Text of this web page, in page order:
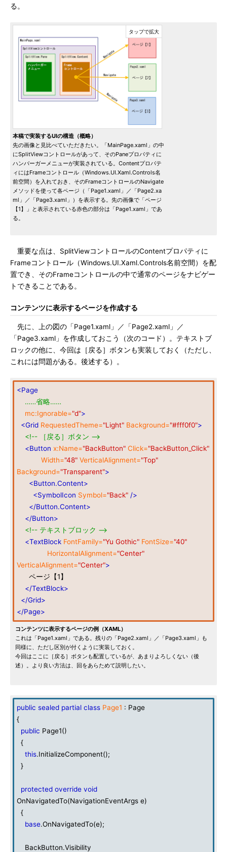
る。
本稿で実装するUIの構造（概略）
先の画像と見比べていただきたい。「MainPage.xaml」の中
にSplitViewコントロールがあって、そのPaneプロパティに
ハンバーガーメニューが実装されている。Contentプロパテ
ィにはFrameコントロール（Windows.UI.Xaml.Controls名
前空間）を入れておき、そのFrameコントロールのNavigate
メソッドを使って各ページ（「Page1.xaml」／「Page2.xa
ml」／「Page3.xaml」）を表示する。先の画像で「ページ
【1】」と表示されている赤色の部分は「Page1.xaml」であ
る。
重要な点は、SplitViewコントロールのContentプロパティに
Frameコントロール（Windows.UI.Xaml.Controls名前空間）を配
置でき、そのFrameコントロールの中で通常のページをナビゲー
トできることである。
コンテンツに表示するページを作成する
先に、上の図の「Page1.xaml」／「Page2.xaml」／
「Page3.xaml」を作成しておこう（次のコード）。テキストブ
ロックの他に、今回は［戻る］ボタンも実装しておく（ただし、
これには問題がある。後述する）。
<Page
……省略……
mc:Ignorable="d">
<Grid RequestedTheme="Light" Background="#fff0f0">
<!-- ［戻る］ボタン -->
<Button x:Name="BackButton" Click="BackButton_Click"
Width="48" VerticalAlignment="Top"
Background="Transparent">
<Button.Content>
<SymbolIcon Symbol="Back" />
</Button.Content>
</Button>
<!-- テキストブロック -->
<TextBlock FontFamily="Yu Gothic" FontSize="40"
HorizontalAlignment="Center"
VerticalAlignment="Center">
ページ【1】
</TextBlock>
</Grid>
</Page>
コンテンツに表示するページの例（XAML）
これは「Page1.xaml」である。残りの「Page2.xaml」／「Page3.xaml」も
同様に、ただし区別が付くように実装しておく。
今回はここに［戻る］ボタンも配置しているが、あまりよろしくない（後
述）。より良い方法は、回をあらためて説明したい。
public sealed partial class Page1 : Page
{
public Page1()
{
this.InitializeComponent();
}
protected override void
OnNavigatedTo(NavigationEventArgs e)
{
base.OnNavigatedTo(e);
BackButton.Visibility